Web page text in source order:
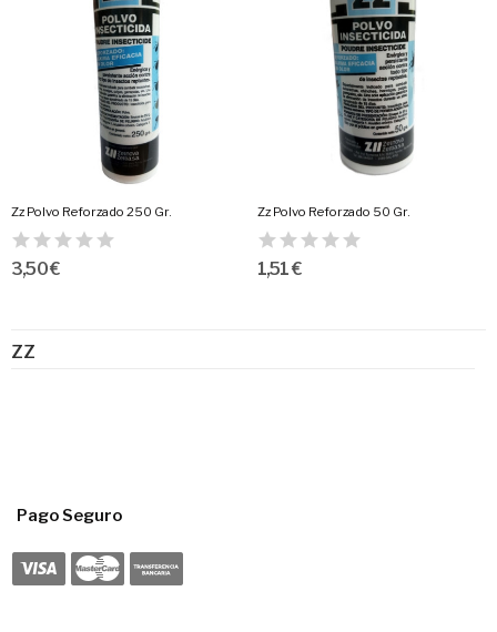
ZZ
Zz Polvo Reforzado 250 Gr.
3,50 €
Zz Polvo Reforzado 50 Gr.
1,51 €
Pago Seguro